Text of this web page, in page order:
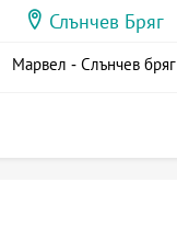
Слънчев Бряг
Марвел - Слънчев бряг